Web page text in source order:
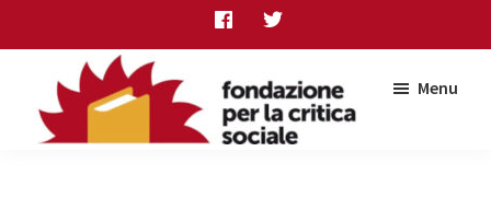
to
content
to
primary
sidebar
to
Menu